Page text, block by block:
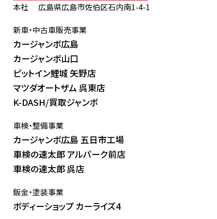
本社
広島県広島市佐伯区石内南1-4-1
新車・中古車販売事業
カージャンボ広島
カージャンボ山口
ピットイン鯉城 矢野店
マツダオートザム 呉東店
K-DASH/買取ジャンボ
車検・整備事業
カージャンボ広島 五日市工場
車検の速太郎 アルパーク前店
車検の速太郎 呉店
鈑金・塗装事業
ボディーショップ カーライズ4